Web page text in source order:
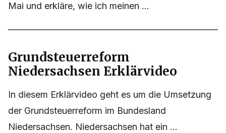
Mai und erkläre, wie ich meinen ...
Grundsteuerreform
Niedersachsen Erklärvideo
In diesem Erklärvideo geht es um die Umsetzung
der Grundsteuerreform im Bundesland
Niedersachsen. Niedersachsen hat ein ...